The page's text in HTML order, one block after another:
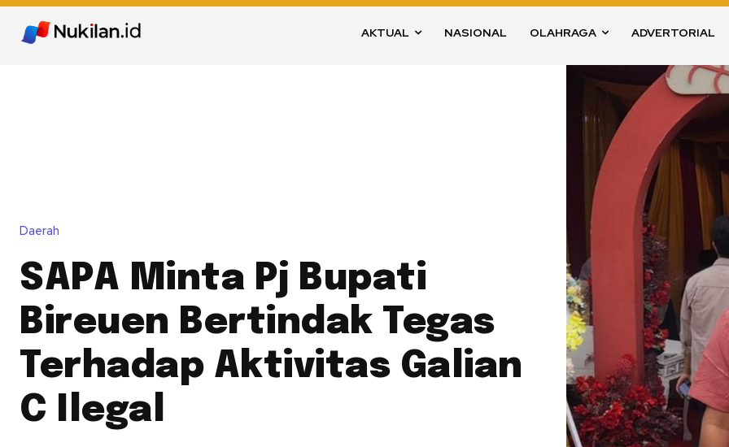
AKTUAL NASIONAL OLAHRAGA ADVERTORIAL
Daerah
SAPA Minta Pj Bupati
Bireuen Bertindak Tegas
Terhadap Aktivitas Galian
C Ilegal